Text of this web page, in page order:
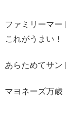
ファミリーマー
これがうまい！
あらためてサン
マヨネーズ万歳